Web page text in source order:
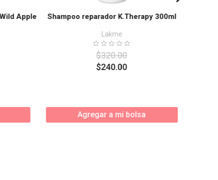
Apple
Shampoo reparador K.Therapy 300ml
Lakme
$320.00
$240.00
Agregar a mi bolsa